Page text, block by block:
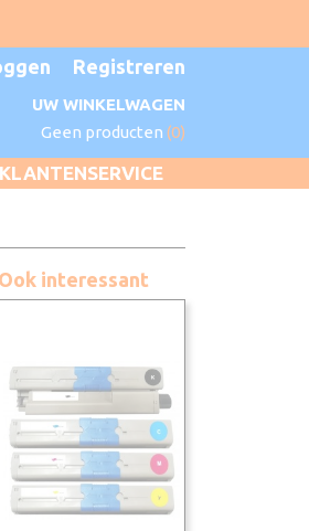
Registreren
UW WINKELWAGEN
Geen producten (0)
KLANTENSERVICE
Ook interessant